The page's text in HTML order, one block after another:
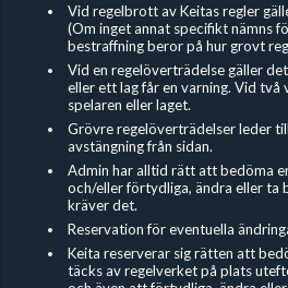
Vid regelbrott av Keitas regler
(Om inget annat specifikt nämns
bestraffning beror på hur grovt
Vid en regelöverträdelse gäller
eller ett lag får en varning. Vid två
spelaren eller laget.
Grövre regelöverträdelser leder
avstängning från sidan.
Admin har alltid rätt att bedöma
och/eller förtydliga, ändra eller ta
kräver det.
Reservation för eventuella
Keita reserverar sig rätten att
täcks av regelverket på plats